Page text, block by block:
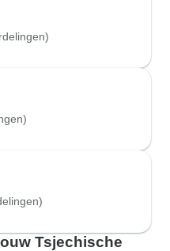
Tsjechische